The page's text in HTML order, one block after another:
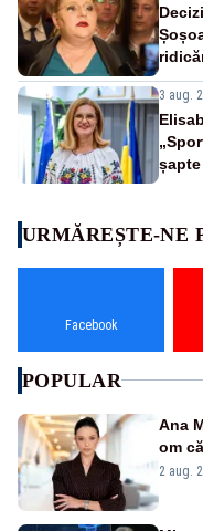
3 aug.
URMĂREȘTE-NE
Facebook
POPULAR
Ana
om
2 aug.